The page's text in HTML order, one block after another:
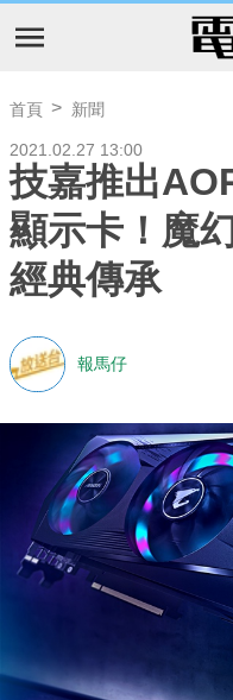
首頁 新聞
2021.02.27 13:00
技嘉推出
顯示卡！魔
經典傳承
報馬仔